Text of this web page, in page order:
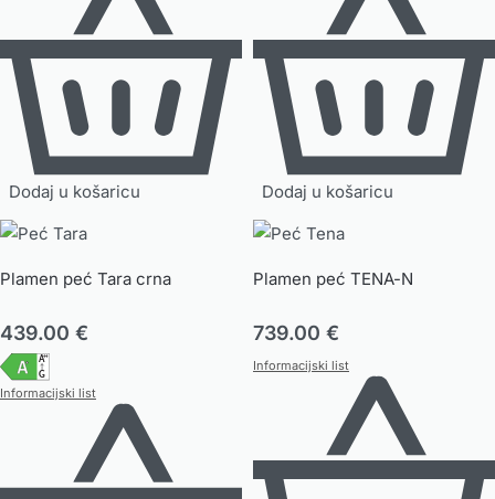
Dodaj u košaricu Dodaj u košaricu
Plamen peć Tara crna
439.00 €
Informacijski list
Plamen peć TENA-N
739.00 €
Informacijski list